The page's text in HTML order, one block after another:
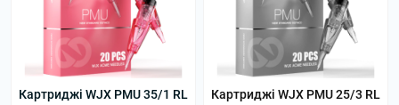
Картриджі WJX PMU 35/1 RL Картриджі WJX PMU 25/3 RL